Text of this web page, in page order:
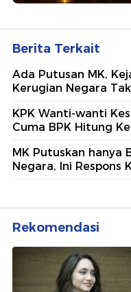
Berita Terkait
Ada Putusan MK,
Kerugian Negara
KPK Wanti-wanti
Cuma BPK Hitung
MK Putuskan hanya
Negara, Ini Respons
Rekomendasi